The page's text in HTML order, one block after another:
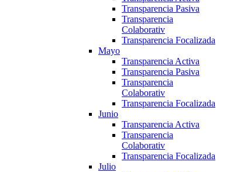
Transparencia Pasiva
Transparencia
Colaborativ
Transparencia Focalizada
Mayo
Transparencia Activa
Transparencia Pasiva
Transparencia
Colaborativ
Transparencia Focalizada
Junio
Transparencia Activa
Transparencia
Colaborativ
Transparencia Focalizada
Julio